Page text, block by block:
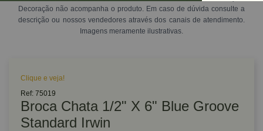
Decoração não acompanha o produto. Em caso de dúvida consulte a
descrição ou nossos vendedores através dos canais de atendimento.
Imagens meramente ilustrativas.
Clique e veja!
Ref: 75019
Broca Chata 1/2" X 6" Blue Groove
Standard Irwin